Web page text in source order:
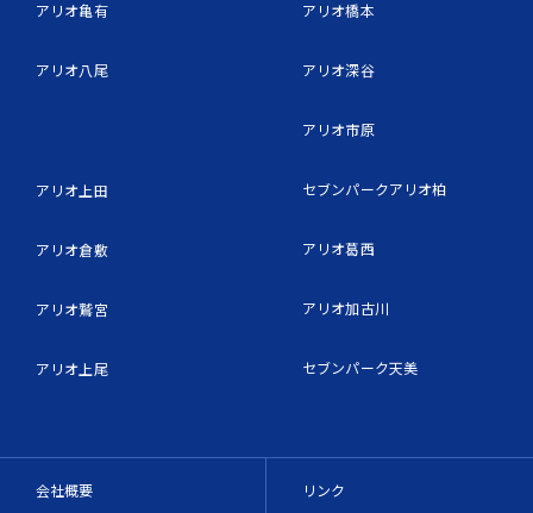
アリオ亀有
アリオ八尾
アリオ上田
アリオ倉敷
アリオ鷲宮
アリオ上尾
アリオ橋本
アリオ深谷
アリオ市原
セブンパークアリオ柏
アリオ葛西
アリオ加古川
セブンパーク天美
会社概要 リンク